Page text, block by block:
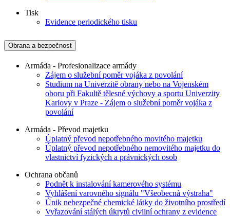
Tisk
Evidence periodického tisku
Obrana a bezpečnost
Armáda - Profesionalizace armády
Zájem o služební poměr vojáka z povolání
Studium na Univerzitě obrany nebo na Vojenském
oboru při Fakultě tělesné výchovy a sportu Univerzity
Karlovy v Praze - Zájem o služební poměr vojáka z
povolání
Armáda - Převod majetku
Úplatný převod nepotřebného movitého majetku
Úplatný převod nepotřebného nemovitého majetku do
vlastnictví fyzických a právnických osob
Ochrana občanů
Podnět k instalování kamerového systému
Vyhlášení varovného signálu "Všeobecná výstraha"
Únik nebezpečné chemické látky do životního prostředí
Vyřazování stálých úkrytů civilní ochrany z evidence